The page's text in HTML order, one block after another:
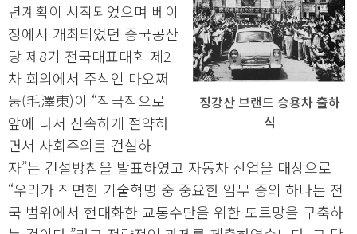
징강산 브랜드 승용차 출하
식
년계획이 시작되었으며 베이
징에서 개최되었던 중국공산
당 제8기 전국대표대회 제2
차 회의에서 주석인 마오쩌
둥(毛澤東)이 “적극적으로
앞에 나서 신속하게 절약하
면서 사회주의를 건설하
자”는 건설방침을 발표하였고 자동차 산업을 대상으로
“우리가 직면한 기술혁명 중 중요한 임무 중의 하나는 전
국 범위에서 현대화한 교통수단을 위한 도로망을 구축하